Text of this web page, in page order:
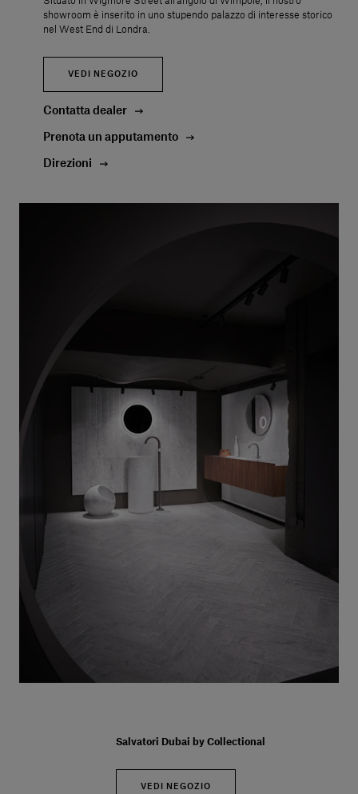
showroom è inserito in uno stupendo palazzo di interesse storico
nel West End di Londra.
VEDI NEGOZIO
Contatta dealer
Prenota un apputamento
Direzioni
Salvatori Dubai by Collectional
VEDI NEGOZIO